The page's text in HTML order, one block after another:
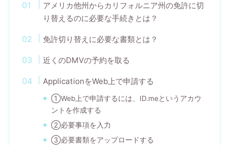
アメリカ他州からカリフォルニア州の免許に切
り替えるのに必要な手続きとは？
免許切り替えに必要な書類とは？
近くのDMVの予約を取る
ApplicationをWeb上で申請する
①Web上で申請するには、ID.meというアカウ
ントを作成する
②必要事項を入力
③必要書類をアップロードする